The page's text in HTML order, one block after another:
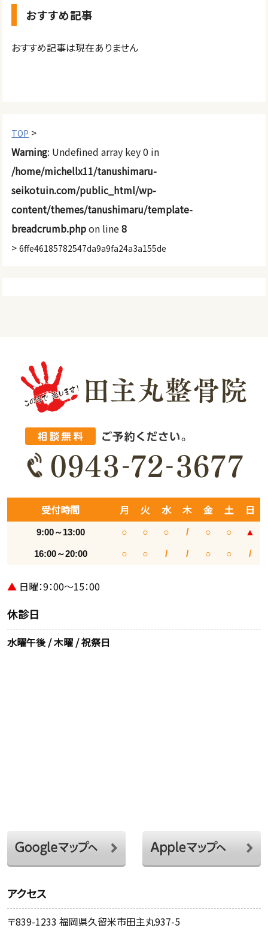
おすすめ記事
おすすめ記事は現在ありません
TOP >
Warning: Undefined array key 0 in
/home/michellx11/tanushimaru-
seikotuin.com/public_html/wp-
content/themes/tanushimaru/template-
breadcrumb.phpon line8
>6ffe46185782547da9a9fa24a3a155de
受付時間 月 火 水 木 金 土 日
9:00～13:00 ○ ○ ○ / ○ ○ ▲
16:00～20:00 ○ ○ / / ○ ○ /
▲ 日曜：9：00～15：00
休診日
水曜午後 / 木曜 / 祝祭日
アクセス
〒839-1233 福岡県久留米市田主丸937-5